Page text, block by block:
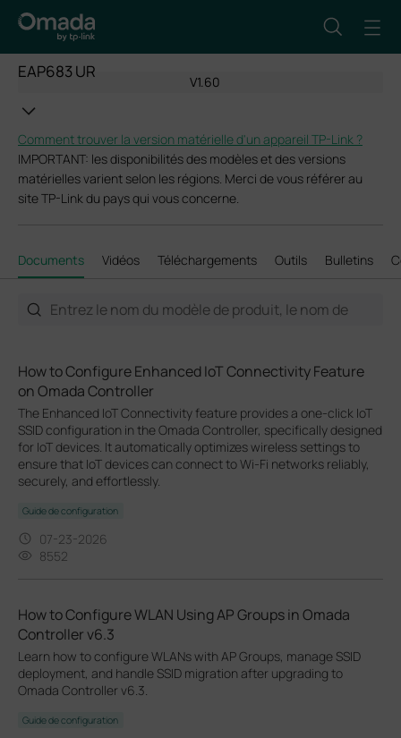
EAP683 UR
V1.60
Comment trouver la version matérielle d'un appareil TP-Link ?
IMPORTANT: les disponibilités des modèles et des versions
matérielles varient selon les régions. Merci de vous référer au
site TP-Link du pays qui vous concerne.
Documents Vidéos Téléchargements Outils Bulletins
How to Configure Enhanced IoT Connectivity Feature
on Omada Controller
The Enhanced IoT Connectivity feature provides a one-click IoT
SSID configuration in the Omada Controller, specifically designed
for IoT devices. It automatically optimizes wireless settings to
ensure that IoT devices can connect to Wi-Fi networks reliably,
securely, and effortlessly.
Guide de configuration
07-23-2026
8552
How to Configure WLAN Using AP Groups in Omada
Controller v6.3
Learn how to configure WLANs with AP Groups, manage SSID
deployment, and handle SSID migration after upgrading to
Omada Controller v6.3.
Guide de configuration